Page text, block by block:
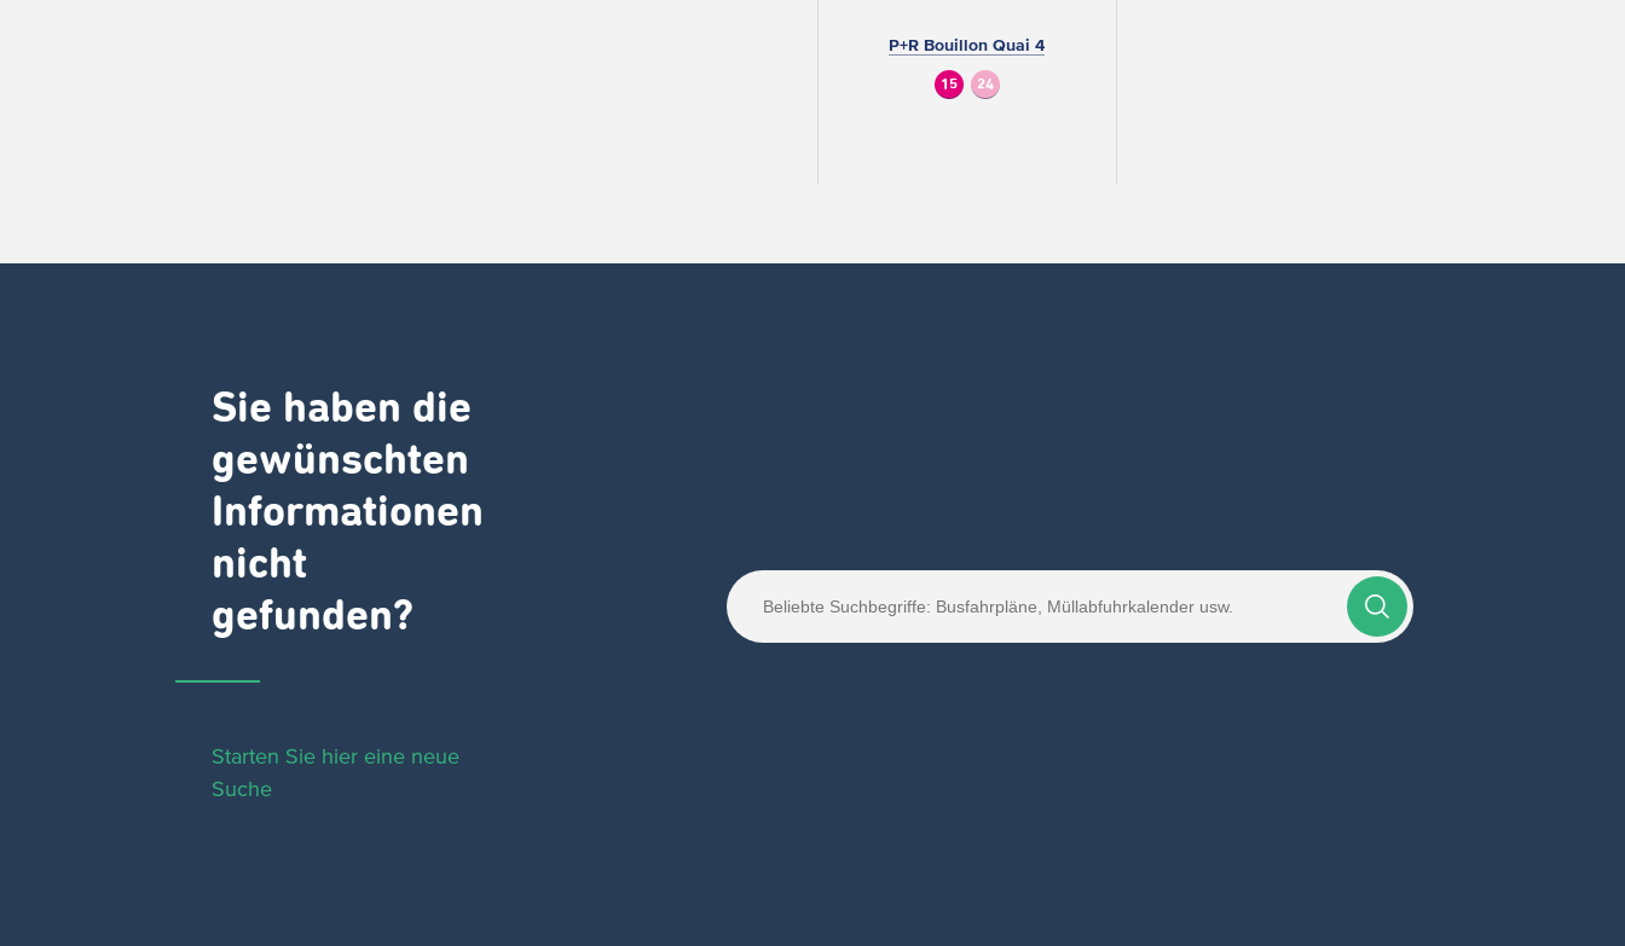
P+R Bouillon Quai 4
15 24
Sie haben die
gewünschten
Informationen
nicht
gefunden?
Starten Sie hier eine neue
Suche